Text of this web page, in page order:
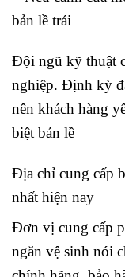
bản lề trái
Đội ngũ kỹ thuật
nghiệp. Định kỳ
nên khách hàng
biệt bản lề
Địa chỉ cung cấp
nhất hiện nay
Đơn vị cung cấp
ngăn vệ sinh nói